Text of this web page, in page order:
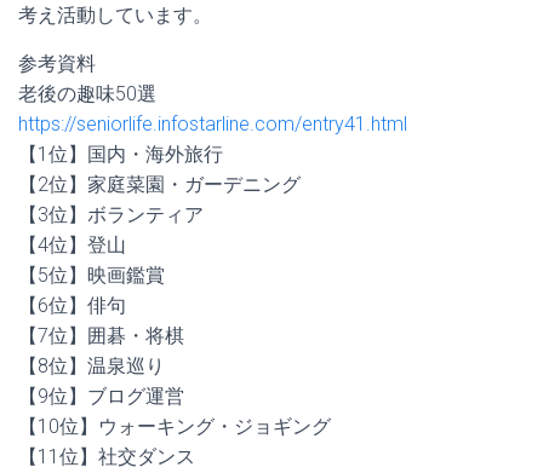
考え活動しています。
参考資料
老後の趣味50選
https://seniorlife.infostarline.com/entry41.html
【1位】国内・海外旅行
【2位】家庭菜園・ガーデニング
【3位】ボランティア
【4位】登山
【5位】映画鑑賞
【6位】俳句
【7位】囲碁・将棋
【8位】温泉巡り
【9位】ブログ運営
【10位】ウォーキング・ジョギング
【11位】社交ダンス